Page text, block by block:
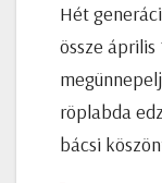
Hét
össze
röplabda
bácsi